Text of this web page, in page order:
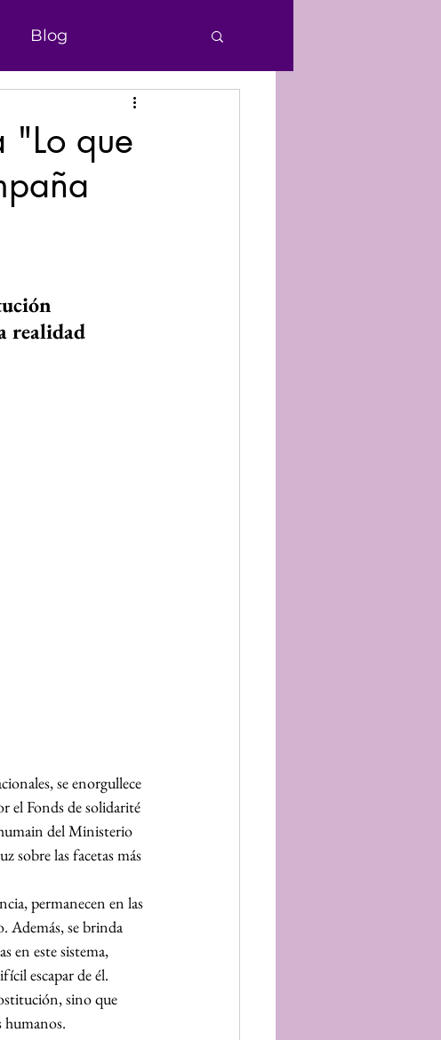
Blog
Derechos Humanos
Donaciones
"Lo que
realidad
se enorgullece
el Fonds de solidarité
del Ministerio
sobre las facetas más
permanecen en las
Además, se brinda
en este sistema,
escapar de él.
sino que
humanos.